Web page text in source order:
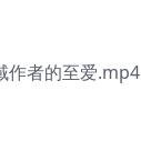
作者的至爱.mp4